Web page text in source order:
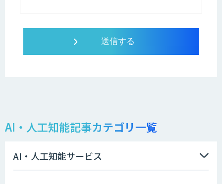
AI・人工知能記事カテゴリ一覧
AI・人工知能サービス